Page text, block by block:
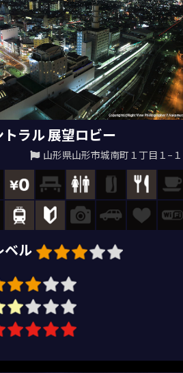
トラル 展望ロビー
山形県山形市城南町１丁目１−１
ベル